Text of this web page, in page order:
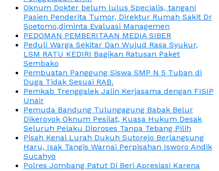
Oknum Dokter belum lulus Specialis, tangani
Pasien Penderita Tumor, Direktur Rumah Sakit Dr
Soetomo,diminta Evaluasi Managemen
PEDOMAN PEMBERITAAN MEDIA SIBER
Peduli Warga Sekitar Dan Wujud Rasa Syukur,
LSM RATU KEDIRI Bagikan Ratusan Paket
Sembako
Pembuatan Panggung Siswa SMP N 5 Tuban di
Duga Tidak Sesuai RAB.
Pemkab Trenggalek Jalin Kerjasama dengan FISIP
Unair
Pemuda Bandung Tulungagung Babak Belur
Dikeroyok Oknum Pesilat, Kuasa Hukum Desak
Seluruh Pelaku Diproses Tanpa Tebang Pilih
Pisah Kenal Lurah Dukuh Sutorejo Berlangsung
Haru, Isak Tangis Warnai Perpisahan Isworo Andik
Sucahyo
Polres Jombang Patut Di Beri Apresiasi Karena